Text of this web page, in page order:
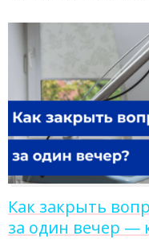
Как закрыть
за один вечер —